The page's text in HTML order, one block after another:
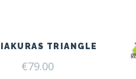
TRIANGLE
€79.00